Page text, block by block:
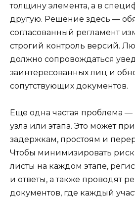
толщину элемента, а в
другую. Решение здесь —
согласованный регламент
строгий контроль версий.
должно сопровождаться
заинтересованных лиц и
сопутствующих документов.
Еще одна частая проблема —
узла или этапа. Это может
задержкам, простоям и
Чтобы минимизировать
листы на каждом этапе,
и ответы, а также проводят
документов, где каждый